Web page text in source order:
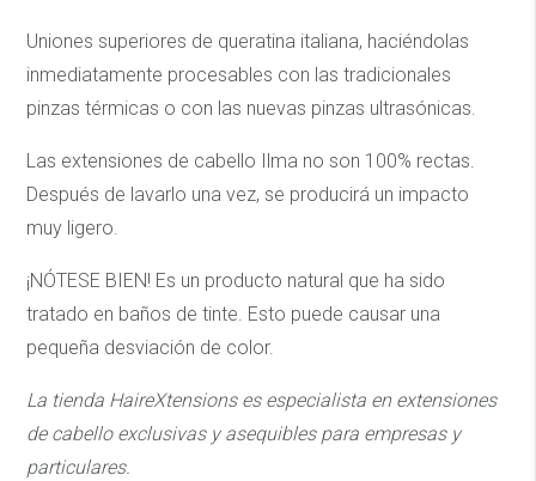
Uniones superiores de queratina italiana, haciéndolas
inmediatamente procesables con las tradicionales
pinzas térmicas o con las nuevas pinzas ultrasónicas.
Las extensiones de cabello Ilma no son 100% rectas.
Después de lavarlo una vez, se producirá un impacto
muy ligero.
¡NÓTESE BIEN! Es un producto natural que ha sido
tratado en baños de tinte. Esto puede causar una
pequeña desviación de color.
La tienda HaireXtensions es especialista en extensiones
de cabello exclusivas y asequibles para empresas y
particulares.